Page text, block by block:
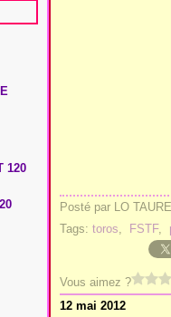
Posté par LO
Tags: toros, FSTF,
Vous aimez ?
12 mai 2012